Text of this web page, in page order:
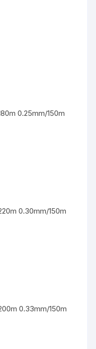
0.25mm/150m
0.30mm/150m
0.33mm/150m